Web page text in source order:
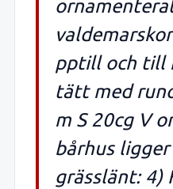
pptill och till
tätt med
m S 20cg V
bårhus
grässlänt: 4)